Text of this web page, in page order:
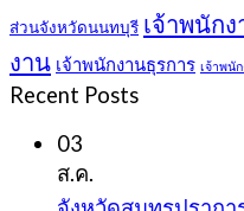
ส่วนจังหวัดนนทบุรี เจ้าพนัก
งาน เจ้าพนักงานธุรการ เจ้าพนั
Recent Posts
03
ส.ค.